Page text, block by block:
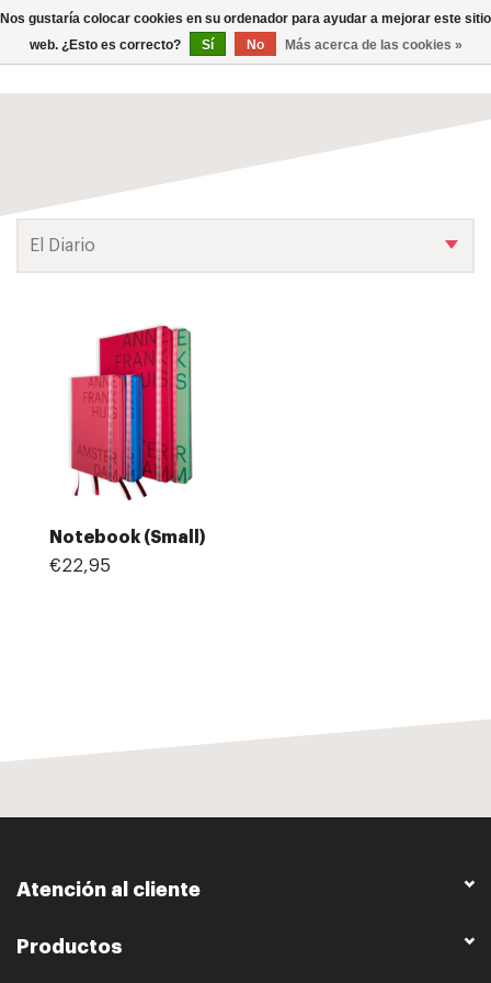
0
Notebook (Small)
€22,95
Atención al cliente
Productos
Nos gustaría colocar cookies en su ordenador para ayudar a mejorar este sitio
web. ¿Esto es correcto?
Sí No Más acerca de las cookies »